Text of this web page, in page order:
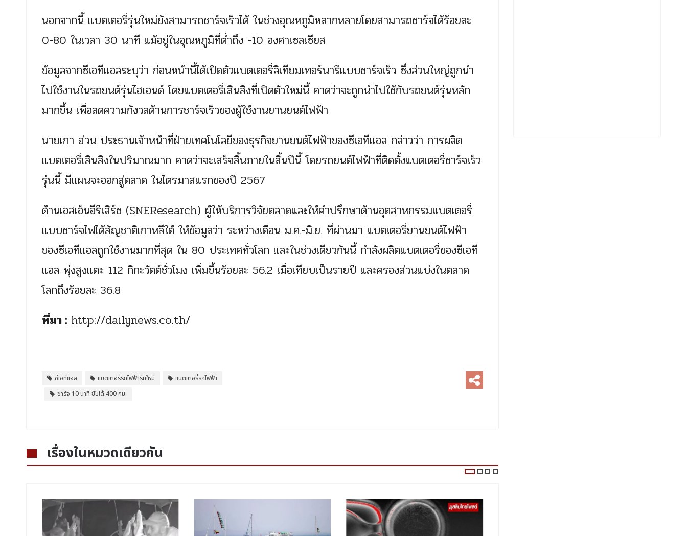
นอกจากนี้ แบตเตอรี่รุ่นใหม่ยังสามารถชาร์จเร็วได้ ในช่วงอุณหภูมิหลากหลายโดยสามารถชาร์จได้ร้อยละ
0-80 ในเวลา 30 นาที แม้อยู่ในอุณหภูมิที่ต่ำถึง -10 องศาเซลเซียส
ข้อมูลจากซีเอทีแอลระบุว่า ก่อนหน้านี้ได้เปิดตัวแบตเตอรี่ลิเทียมเทอร์นารีแบบชาร์จเร็ว ซึ่งส่วนใหญ่ถูกนำ
ไปใช้งานในรถยนต์รุ่นไฮเอนด์ โดยแบตเตอรี่เสินสิงที่เปิดตัวใหม่นี้ คาดว่าจะถูกนำไปใช้กับรถยนต์รุ่นหลัก
มากขึ้น เพื่อลดความกังวลด้านการชาร์จเร็วของผู้ใช้งานยานยนต์ไฟฟ้า
นายเกา ฮ่วน ประธานเจ้าหน้าที่ฝ่ายเทคโนโลยีของธุรกิจยานยนต์ไฟฟ้าของซีเอทีแอล กล่าวว่า การผลิต
แบตเตอรี่เสินสิงในปริมาณมาก คาดว่าจะเสร็จสิ้นภายในสิ้นปีนี้ โดยรถยนต์ไฟฟ้าที่ติดตั้งแบตเตอรี่ชาร์จเร็ว
รุ่นนี้ มีแผนจะออกสู่ตลาด ในไตรมาสแรกของปี 2567
ด้านเอสเอ็นอีรีเสิร์ช (SNEResearch) ผู้ให้บริการวิจัยตลาดและให้คำปรึกษาด้านอุตสาหกรรมแบตเตอรี่
แบบชาร์จไฟได้สัญชาติเกาหลีใต้ ให้ข้อมูลว่า ระหว่างเดือน ม.ค.-มิ.ย. ที่ผ่านมา แบตเตอรี่ยานยนต์ไฟฟ้า
ของซีเอทีแอลถูกใช้งานมากที่สุด ใน 80 ประเทศทั่วโลก และในช่วงเดียวกันนี้ กำลังผลิตแบตเตอรี่ของซีเอที
แอล พุ่งสูงแตะ 112 กิกะวัตต์ชั่วโมง เพิ่มขึ้นร้อยละ 56.2 เมื่อเทียบเป็นรายปี และครองส่วนแบ่งในตลาด
โลกถึงร้อยละ 36.8
ที่มา : http://dailynews.co.th/
ซีเอทีแอล แบตเตอรี่รถไฟฟ้ารุ่นใหม่
แบตเตอรี่รถไฟฟ้า
ชาร์จ 10 นาที ขับได้ 400 กม.
เรื่องในหมวดเดียวกัน